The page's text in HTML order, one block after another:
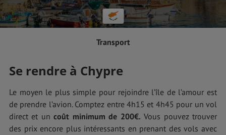
Transport
Se rendre à Chypre
Le moyen le plus simple pour rejoindre l’île de l’amour est
de prendre l’avion. Comptez entre 4h15 et 4h45 pour un vol
direct et uncoût minimum de 200€. Vous pouvez trouver
des prix encore plus intéressants en prenant des vols avec